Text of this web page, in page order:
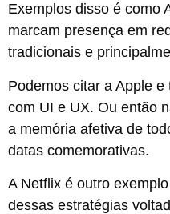
Exemplos disso é como
marcam presença em
tradicionais e
Podemos citar a Apple
com UI e UX. Ou então
a memória afetiva de
datas comemorativas.
A Netflix é outro
dessas estratégias